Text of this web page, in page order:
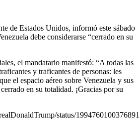
de Estados Unidos, informó este sábado
debe considerarse “cerrado en su
el mandatario manifestó: “A todas las
y traficantes de personas: les
el espacio aéreo sobre Venezuela y sus
en su totalidad. ¡Gracias por su
status/